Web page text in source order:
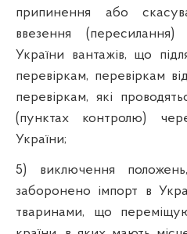
припинення або
ввезення
України вантажів, що
перевіркам, перевіркам
перевіркам, які
(пунктах контролю)
України;
5) виключення
заборонено імпорт в
тваринами, що